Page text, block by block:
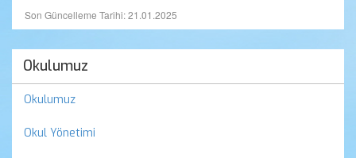
Son Güncelleme Tarihi: 21.01.2025
Okulumuz
Okulumuz
Okul Yönetimi